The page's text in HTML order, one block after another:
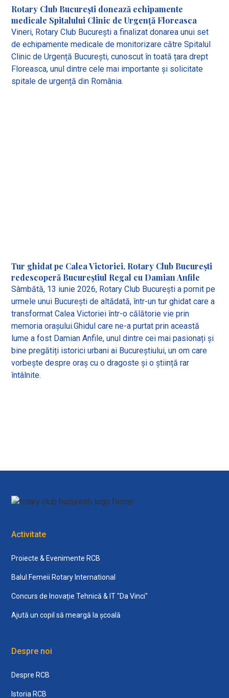
Rotary Club București donează echipamente
medicale Spitalului Clinic de Urgență Floreasca
Vineri, Rotary Club București a finalizat donarea unui set
de echipamente medicale de monitorizare către Spitalul
Clinic de Urgență București, cunoscut în toată țara drept
Floreasca, unul dintre cele mai importante și solicitate
spitale de urgență din România.
Tur ghidat pe Calea Victoriei, Rotary Club București
redescoperă Bucureștiul Regal cu Damian Anfile
Sâmbătă, 13 iunie 2026, Rotary Club București a pornit pe
urmele unui București de altădată, într-un tur ghidat care a
transformat Calea Victoriei într-o călătorie vie prin
memoria orașului.Ghidul care ne-a purtat prin această
lume a fost Damian Anfile, unul dintre cei mai pasionați și
bine pregătiți istorici urbani ai Bucureștiului, un om care
vorbește despre oraș cu o dragoste și o știință rar
întâlnite.
Activitate
Proiecte & Evenimente RCB
Balul Femeii Rotary International
Concurs de Inovație Tehnică & IT "Da Vinci"
Ajută un copil să meargă la școală
Despre noi
Despre RCB
Istoria RCB